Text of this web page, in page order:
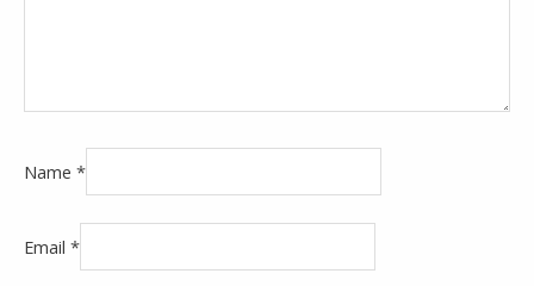
Name *
Email *